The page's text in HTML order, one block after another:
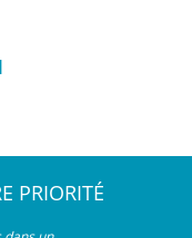
PRIORITÉ